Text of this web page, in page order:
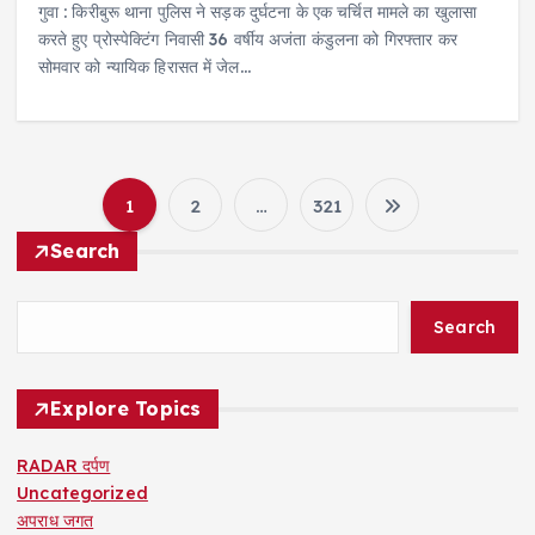
गुवा : किरीबुरू थाना पुलिस ने सड़क दुर्घटना के एक चर्चित मामले का खुलासा
करते हुए प्रोस्पेक्टिंग निवासी 36 वर्षीय अजंता कंडुलना को गिरफ्तार कर
सोमवार को न्यायिक हिरासत में जेल…
P
o
s
1 2 … 321
Search
Search
Explore Topics
RADAR दर्पण
Uncategorized
अपराध जगत